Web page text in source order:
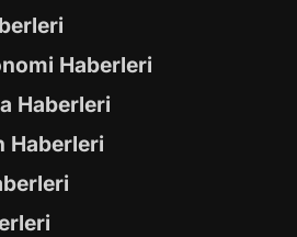
Haberleri
Haberleri
Haberleri